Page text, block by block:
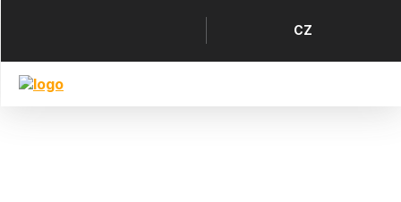
obsahu
menu
Jazyk
CZ